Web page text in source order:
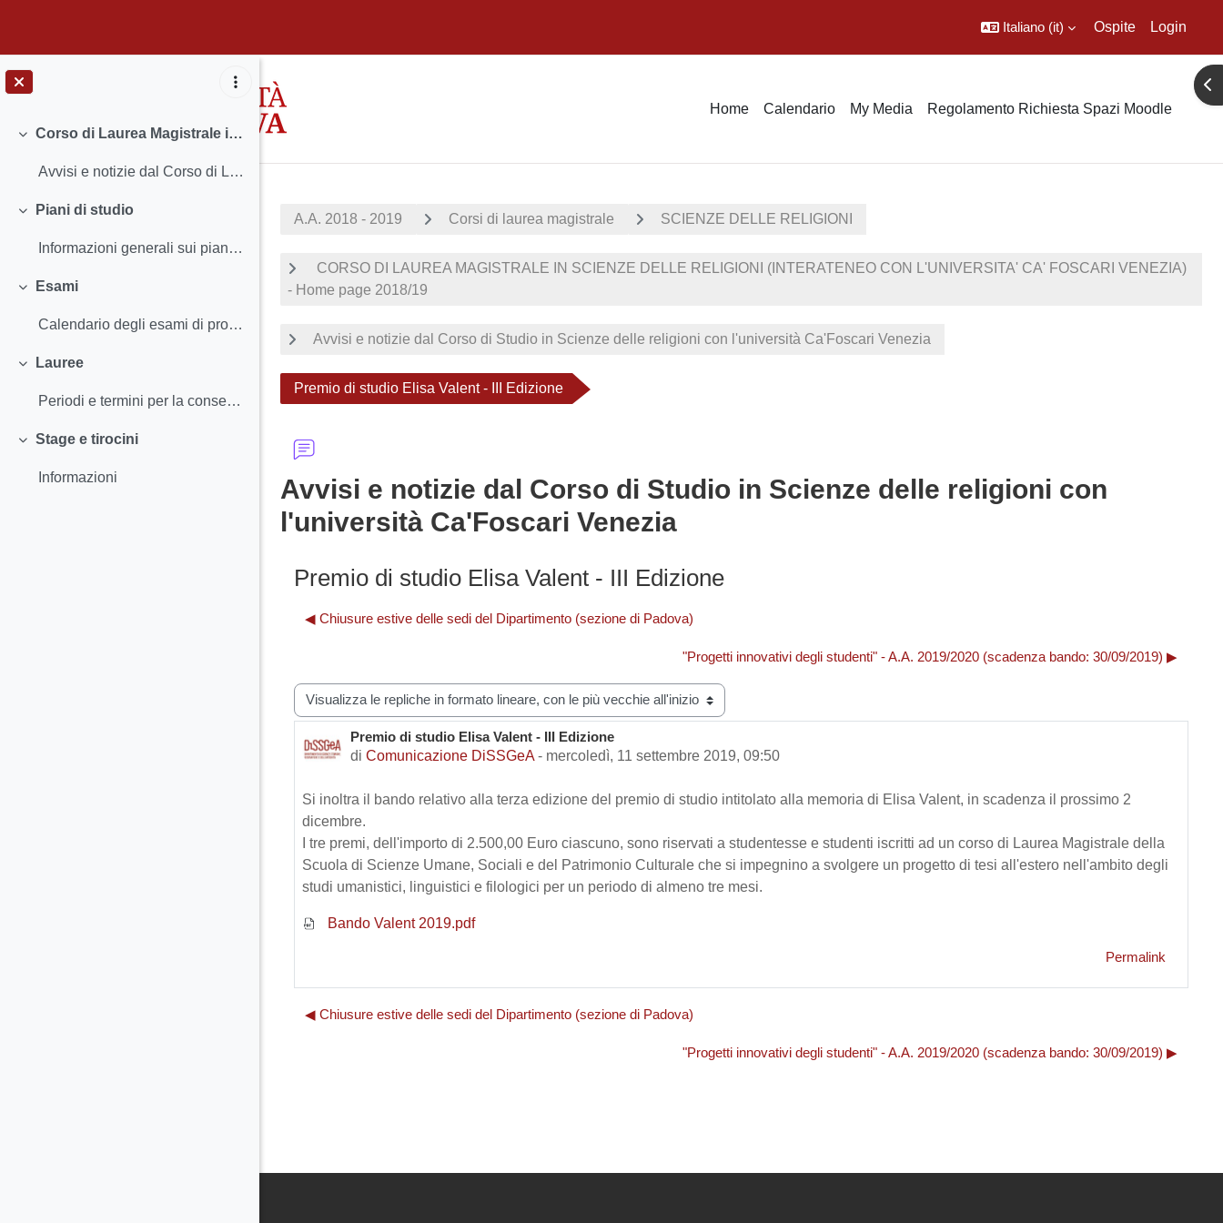
Italiano ‎(it)‎ Ospite Login
Home Calendario My Media Regolamento Richiesta Spazi Moodle
Minimizza
Corso di Laurea Magistrale in Scienze delle religioni (Interateneo con l'Università Ca' Foscari Venezia)
Avvisi e notizie dal Corso di Laurea Insegnamenti...
Minimizza
Piani di studio
Informazioni generali sui piani di studio Termini...
Minimizza
Esami
Calendario degli esami di profitto Iscriversi agl...
Minimizza
Lauree
Periodi e termini per la consegna dei documentiPag...
Minimizza
Stage e tirocini
Informazioni
A.A. 2018 - 2019 Corsi di laurea magistrale SCIENZE DELLE RELIGIONI
CORSO DI LAUREA MAGISTRALE IN SCIENZE DELLE RELIGIONI (INTERATENEO CON L'UNIVERSITA' CA' FOSCARI VENEZIA)
- Home page 2018/19
Avvisi e notizie dal Corso di Studio in Scienze delle religioni con l'università Ca'Foscari Venezia
Premio di studio Elisa Valent - III Edizione
Avvisi e notizie dal Corso di Studio in Scienze delle religioni con
l'università Ca'Foscari Venezia
Premio di studio Elisa Valent - III Edizione
◀︎ Chiusure estive delle sedi del Dipartimento (sezione di Padova)
"Progetti innovativi degli studenti" - A.A. 2019/2020 (scadenza bando: 30/09/2019) ▶︎
Modalità visualizzazione
Premio di studio Elisa Valent - III Edizione
di Comunicazione DiSSGeA - mercoledì, 11 settembre 2019, 09:50
Numero di risposte: 0
Si inoltra il bando relativo alla terza edizione del premio di studio intitolato alla memoria di Elisa Valent, in scadenza il prossimo 2
dicembre.
I tre premi, dell'importo di 2.500,00 Euro ciascuno, sono riservati a studentesse e studenti iscritti ad un corso di Laurea Magistrale della
Scuola di Scienze Umane, Sociali e del Patrimonio Culturale che si impegnino a svolgere un progetto di tesi all'estero nell'ambito degli
studi umanistici, linguistici e filologici per un periodo di almeno tre mesi.
Bando Valent 2019.pdf
Permalink
◀︎ Chiusure estive delle sedi del Dipartimento (sezione di Padova)
"Progetti innovativi degli studenti" - A.A. 2019/2020 (scadenza bando: 30/09/2019) ▶︎